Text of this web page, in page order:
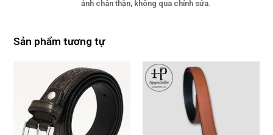
ảnh chân thận, không qua chỉnh sửa.
Sản phẩm tương tự